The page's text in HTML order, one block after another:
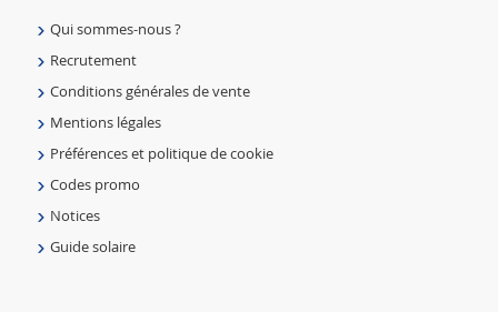
Qui sommes-nous ?
Recrutement
Conditions générales de vente
Mentions légales
Préférences et politique de cookie
Codes promo
Notices
Guide solaire